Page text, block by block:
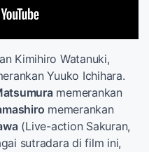
Kimihiro Watanuki,
Yuuko Ichihara.
memerankan
memerankan
(Live-action Sakuran,
sutradara di film ini,